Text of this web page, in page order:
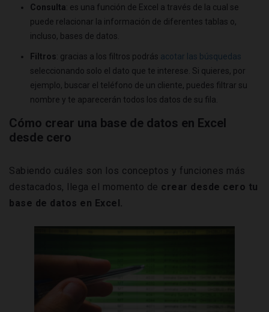
Consulta: es una función de Excel a través de la cual se
puede relacionar la información de diferentes tablas o,
incluso, bases de datos.
Filtros: gracias a los filtros podrás acotar las búsquedas
seleccionando solo el dato que te interese. Si quieres, por
ejemplo, buscar el teléfono de un cliente, puedes filtrar su
nombre y te aparecerán todos los datos de su fila.
Cómo crear una base de datos en Excel
desde cero
Sabiendo cuáles son los conceptos y funciones más
destacados, llega el momento de crear desde cero tu
base de datos en Excel.